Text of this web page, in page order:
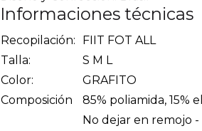
Informaciones técnicas
Recopilación:
FIIT FOT ALL
Talla:
S M L
Color:
GRAFITO
Composición
85% poliamida, 15%
No dejar en remojo